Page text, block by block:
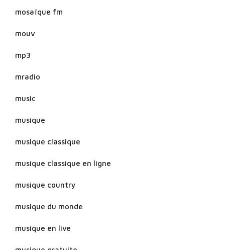
mosaïque fm
mouv
mp3
mradio
music
musique
musique classique
musique classique en ligne
musique country
musique du monde
musique en live